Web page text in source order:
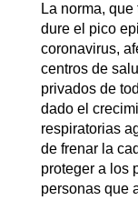
La norma,
dure el pico
coronavirus,
centros de
privados de
dado el
respiratorias
de frenar la
proteger a los
personas que